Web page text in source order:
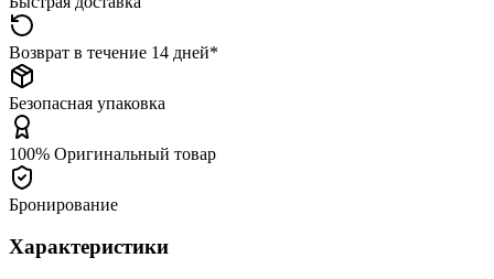
Возврат в течение 14 дней*
Безопасная упаковка
100% Оригинальный товар
Бронирование
Характеристики